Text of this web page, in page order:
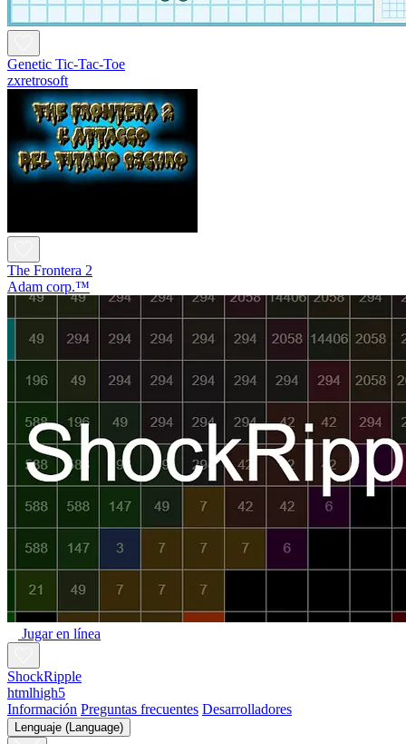
Genetic Tic-Tac-Toe
zxretrosoft
The Frontera 2
Adam corp.™
Jugar en línea
ShockRipple
htmlhigh5
Información Preguntas frecuentes Desarrolladores
Lenguaje (Language)